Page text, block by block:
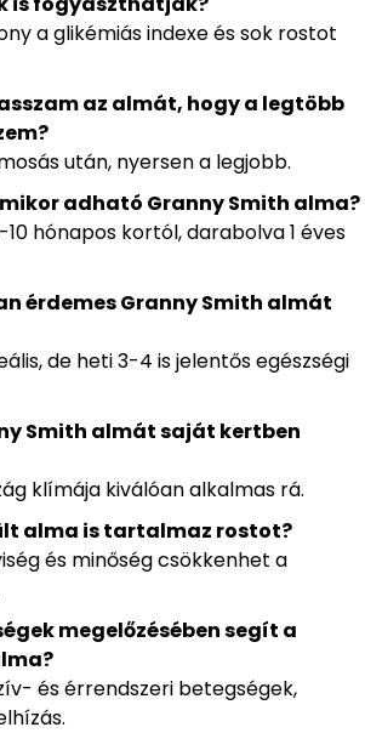
a glikémiás indexe és sok rostot
az almát, hogy a legtöbb
után, nyersen a legjobb.
adható Granny Smith alma?
hónapos kortól, darabolva 1 éves
érdemes Granny Smith almát
de heti 3-4 is jelentős egészségi
Smith almát saját kertben
klímája kiválóan alkalmas rá.
alma is tartalmaz rostot?
és minőség csökkenhet a
megelőzésében segít a
és érrendszeri betegségek,